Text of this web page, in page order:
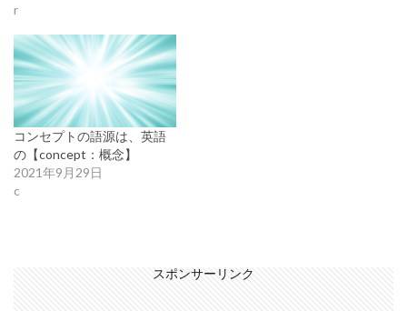
r
コンセプトの語源は、英語
の【concept：概念】
2021年9月29日
c
スポンサーリンク